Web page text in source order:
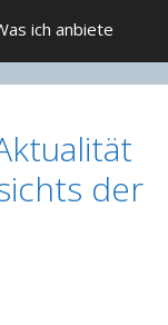
ich anbiete
der